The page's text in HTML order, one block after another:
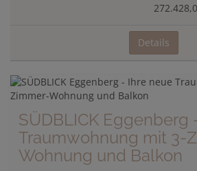
Details
SÜDBLICK Eggenberg
Traumwohnung mit 3-
Wohnung und Balkon